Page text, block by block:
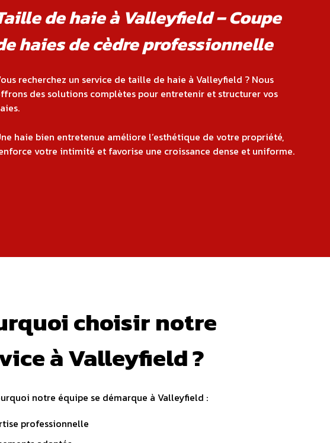
de haie à Valleyfield – Coupe
haies de cèdre professionnelle
recherchez un service de taille de haie à Valleyfield ? Nous
des solutions complètes pour entretenir et structurer vos
haie bien entretenue améliore l’esthétique de votre propriété,
votre intimité et favorise une croissance dense et uniforme.
choisir notre
à Valleyfield ?
notre équipe se démarque à Valleyfield :
professionnelle